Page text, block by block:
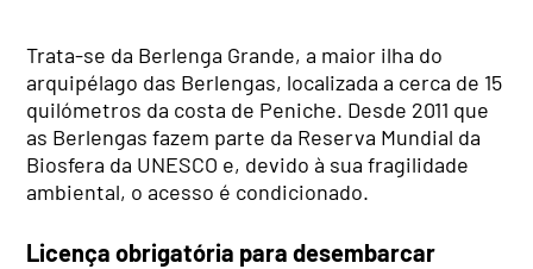
Trata-se da Berlenga Grande, a maior ilha do
arquipélago das Berlengas, localizada a cerca de 15
quilómetros da costa de Peniche. Desde 2011 que
as Berlengas fazem parte da Reserva Mundial da
Biosfera da UNESCO e, devido à sua fragilidade
ambiental, o acesso é condicionado.
Licença obrigatória para desembarcar